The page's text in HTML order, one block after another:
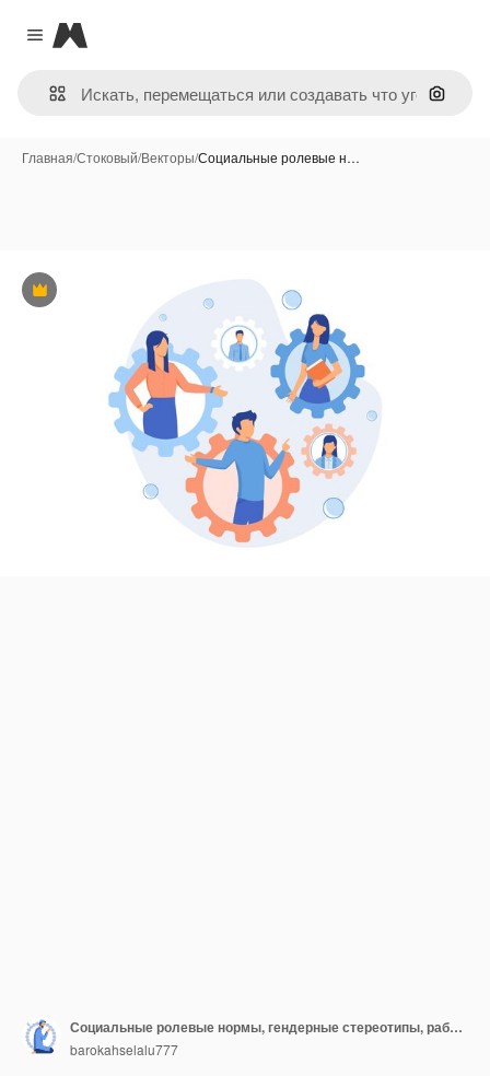
Close menu
Magnific
Поиск
Главная/Стоковый/Векторы/Социальные ролевые н…
Премиум
Социальные ролевые нормы, гендерные стереотипы, работающая женщина-лидер, декретный отпуск, муж готовит,
barokahselalu777